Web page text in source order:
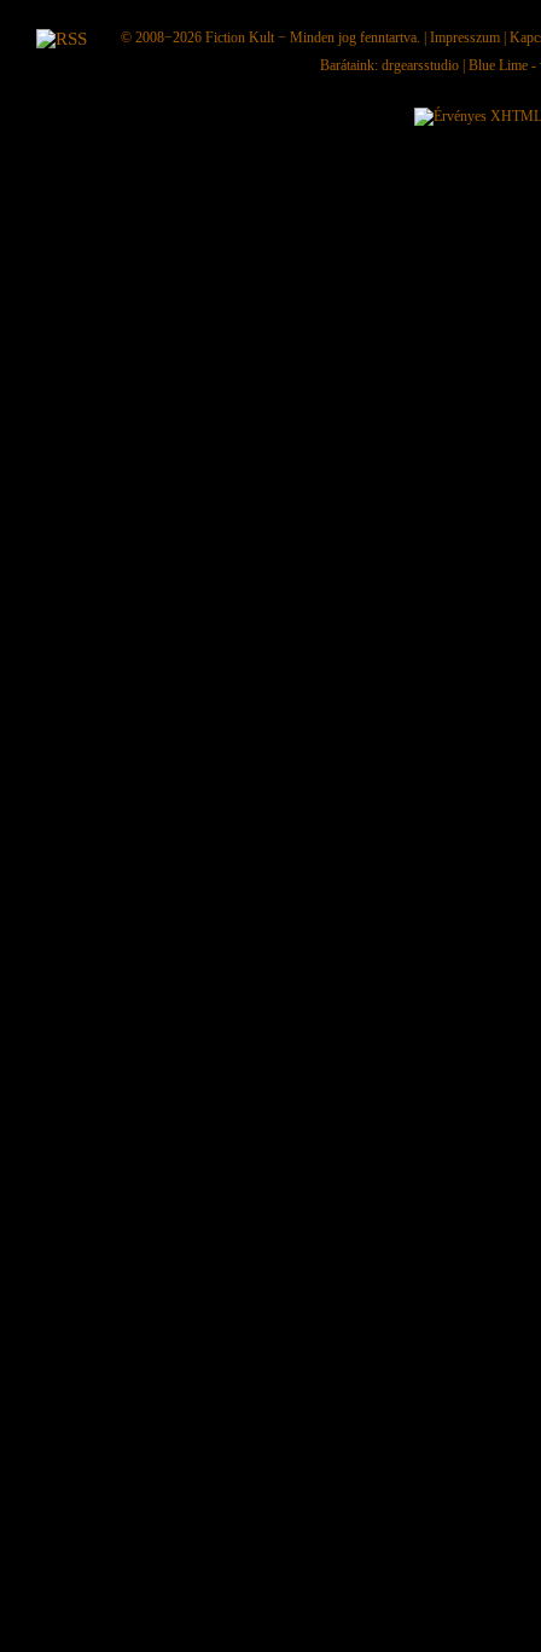
© 2008−2026 Fiction Kult − Minden jog fenntartva. | Impresszum
Barátaink: drgearsstudio Blue Lime -